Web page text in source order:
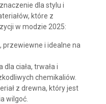
dla stylu i
które z
w modzie 2025:
i idealne na
dla ciała, trwała i
chemikaliów.
z drewna, który jest
wilgoć.